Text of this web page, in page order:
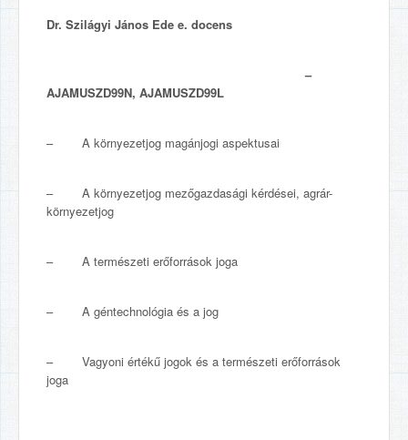
Dr. Szilágyi János Ede e. docens
–
AJAMUSZD99N, AJAMUSZD99L
– A környezetjog magánjogi aspektusai
– A környezetjog mezőgazdasági kérdései, agrár-
környezetjog
– A természeti erőforrások joga
– A géntechnológia és a jog
– Vagyoni értékű jogok és a természeti erőforrások
joga